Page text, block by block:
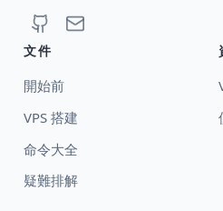
文件
開始前
VPS 搭建
命令大全
疑難排解